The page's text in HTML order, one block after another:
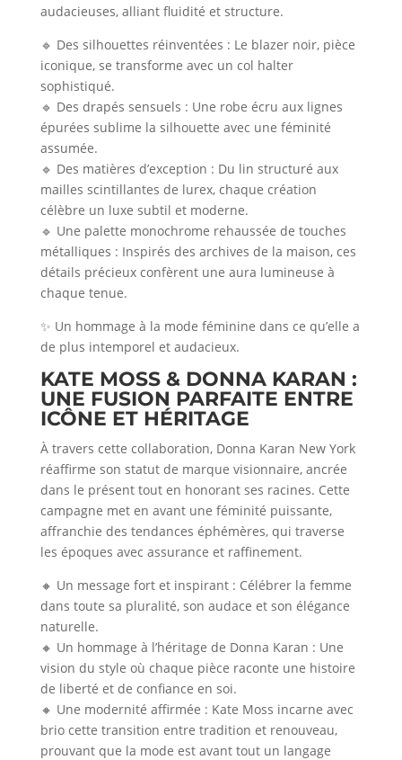
audacieuses, alliant fluidité et structure.
🔹 Des silhouettes réinventées : Le blazer noir, pièce
iconique, se transforme avec un col halter
sophistiqué.
🔹 Des drapés sensuels : Une robe écru aux lignes
épurées sublime la silhouette avec une féminité
assumée.
🔹 Des matières d’exception : Du lin structuré aux
mailles scintillantes de lurex, chaque création
célèbre un luxe subtil et moderne.
🔹 Une palette monochrome rehaussée de touches
métalliques : Inspirés des archives de la maison, ces
détails précieux confèrent une aura lumineuse à
chaque tenue.
✨ Un hommage à la mode féminine dans ce qu’elle a
de plus intemporel et audacieux.
KATE MOSS & DONNA KARAN :
UNE FUSION PARFAITE ENTRE
ICÔNE ET HÉRITAGE
À travers cette collaboration, Donna Karan New York
réaffirme son statut de marque visionnaire, ancrée
dans le présent tout en honorant ses racines. Cette
campagne met en avant une féminité puissante,
affranchie des tendances éphémères, qui traverse
les époques avec assurance et raffinement.
🔸 Un message fort et inspirant : Célébrer la femme
dans toute sa pluralité, son audace et son élégance
naturelle.
🔸 Un hommage à l’héritage de Donna Karan : Une
vision du style où chaque pièce raconte une histoire
de liberté et de confiance en soi.
🔸 Une modernité affirmée : Kate Moss incarne avec
brio cette transition entre tradition et renouveau,
prouvant que la mode est avant tout un langage